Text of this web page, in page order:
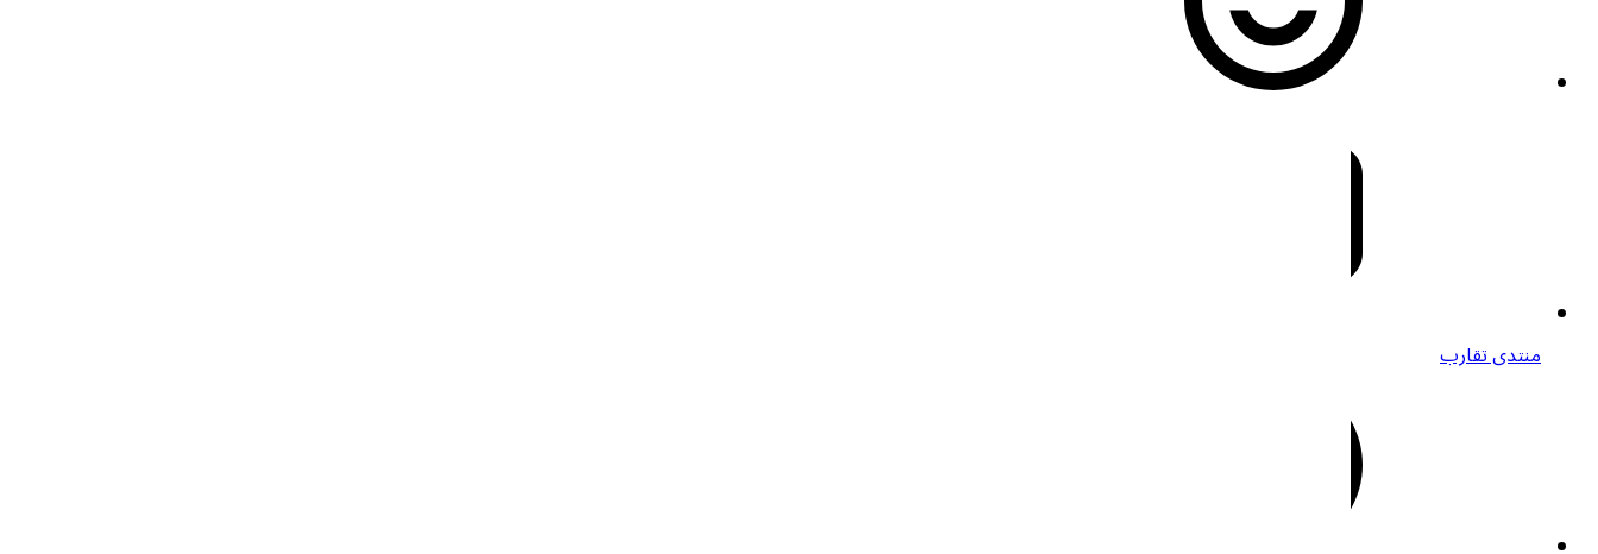
منتدى تقارب